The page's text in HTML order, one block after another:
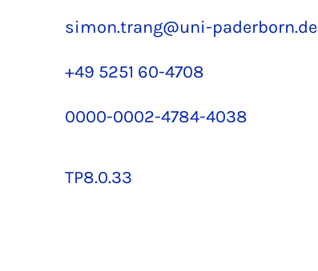
simon.trang@uni-paderborn.de
+49 5251 60-4708
0000-0002-4784-4038
TP8.0.33